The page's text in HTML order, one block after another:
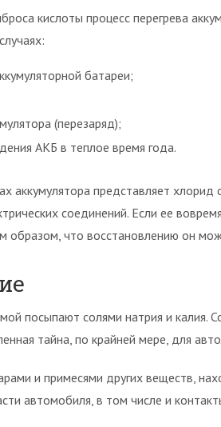
кислоты процесс перегрева
батареи;
(перезаряд);
АКБ в теплое время года.
аккумулятора представляет хлорид
соединений. Если ее
образом, что восстановлению он
посыпают солями натрия и калия.
тайна, по крайней мере, для
и примесями других веществ,
автомобиля, в том числе и